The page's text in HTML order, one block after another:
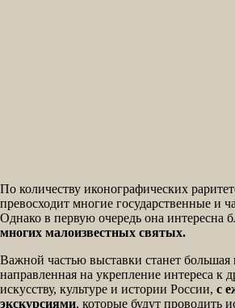
По количеству иконографических
превосходит многие государственные и
Однако в первую очередь она интересна
многих малоизвестных святых.
Важной частью выставки станет большая
направленная на укрепление интереса к
искусству, культуре и истории России, с
экскурсиями, которые будут проводить